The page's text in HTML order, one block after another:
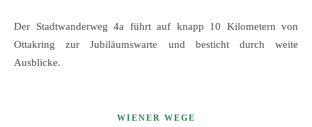
Der Stadtwanderweg 4a führt auf knapp 10 Kilometern von
Ottakring zur Jubiläumswarte und besticht durch weite
Ausblicke.
WIENER WEGE